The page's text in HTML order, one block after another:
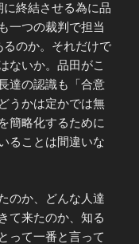
終結させる為に品
一つの裁判で担当
のか。それだけで
ないか。品田がこ
達の認識も「合意
うかは定かでは無
簡略化するために
ることは間違いな
のか、どんな人達
て来たのか、知る
って一番と言って